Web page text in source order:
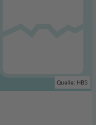
Quelle: HBS